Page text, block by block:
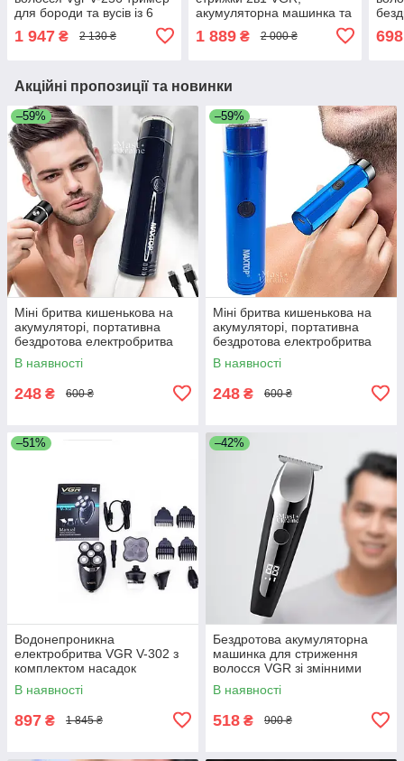
для бороди та вусів із 6
LDX16C
1 947 ₴ 2 130 ₴
акумуляторна машинка та
комплектом насадок G-
1 889₴ 2 000 ₴ 698
Акційні пропозиції та новинки
–59%
Міні бритва кишенькова на
акумуляторі, портативна
бездротова електробритва
Чорна MNSH-21-Black
В наявності
248 ₴ 600 ₴
–59%
Міні бритва кишенькова на
акумуляторі, портативна
бездротова електробритва
Синя MNSH-21-Blue
В наявності
248 ₴ 600 ₴
–51%
Водонепроникна
електробритва VGR V-302 з
комплектом насадок
В наявності
897 ₴ 1 845 ₴
–42%
Бездротова акумуляторна
машинка для стриження
волосся VGR зі змінними
насадками V-059
В наявності
518 ₴ 900 ₴